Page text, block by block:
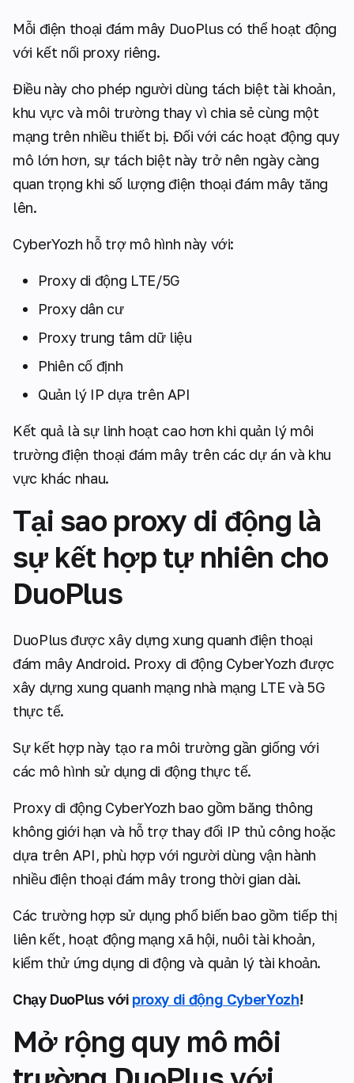
Mỗi điện thoại đám mây DuoPlus có thể hoạt động
với kết nối proxy riêng.
Điều này cho phép người dùng tách biệt tài khoản,
khu vực và môi trường thay vì chia sẻ cùng một
mạng trên nhiều thiết bị. Đối với các hoạt động quy
mô lớn hơn, sự tách biệt này trở nên ngày càng
quan trọng khi số lượng điện thoại đám mây tăng
lên.
CyberYozh hỗ trợ mô hình này với:
Proxy di động LTE/5G
Proxy dân cư
Proxy trung tâm dữ liệu
Phiên cố định
Quản lý IP dựa trên API
Kết quả là sự linh hoạt cao hơn khi quản lý môi
trường điện thoại đám mây trên các dự án và khu
vực khác nhau.
Tại sao proxy di động là
sự kết hợp tự nhiên cho
DuoPlus
DuoPlus được xây dựng xung quanh điện thoại
đám mây Android. Proxy di động CyberYozh được
xây dựng xung quanh mạng nhà mạng LTE và 5G
thực tế.
Sự kết hợp này tạo ra môi trường gần giống với
các mô hình sử dụng di động thực tế.
Proxy di động CyberYozh bao gồm băng thông
không giới hạn và hỗ trợ thay đổi IP thủ công hoặc
dựa trên API, phù hợp với người dùng vận hành
nhiều điện thoại đám mây trong thời gian dài.
Các trường hợp sử dụng phổ biến bao gồm tiếp thị
liên kết, hoạt động mạng xã hội, nuôi tài khoản,
kiểm thử ứng dụng di động và quản lý tài khoản.
Chạy DuoPlus với proxy di động CyberYozh!
Mở rộng quy mô môi